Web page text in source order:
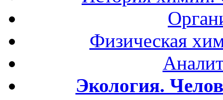
Физическая
Экология.